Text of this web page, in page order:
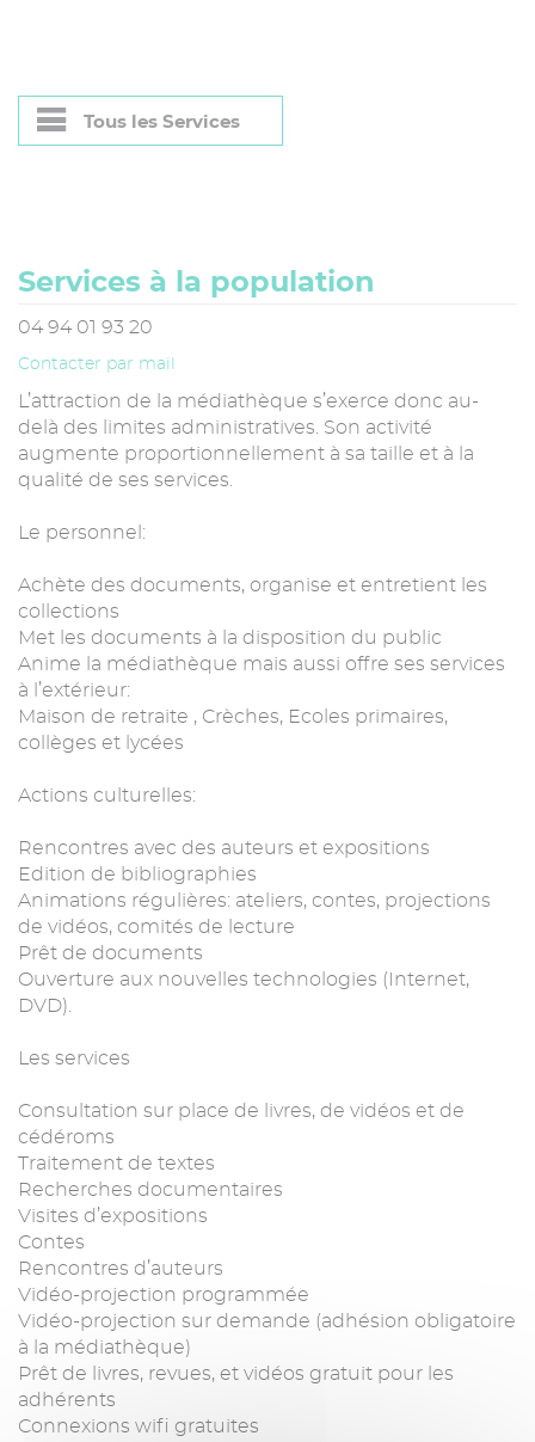
Tous les Services
Services à la population
04 94 01 93 20
Contacter par mail
L’attraction de la médiathèque s’exerce donc au-
delà des limites administratives. Son activité
augmente proportionnellement à sa taille et à la
qualité de ses services.
Le personnel:
Achète des documents, organise et entretient les
collections
Met les documents à la disposition du public
Anime la médiathèque mais aussi offre ses services
à l’extérieur:
Maison de retraite , Crèches, Ecoles primaires,
collèges et lycées
Actions culturelles:
Rencontres avec des auteurs et expositions
Edition de bibliographies
Animations régulières: ateliers, contes, projections
de vidéos, comités de lecture
Prêt de documents
Ouverture aux nouvelles technologies (Internet,
DVD).
Les services
Consultation sur place de livres, de vidéos et de
cédéroms
Traitement de textes
Recherches documentaires
Visites d’expositions
Contes
Rencontres d’auteurs
Vidéo-projection programmée
Vidéo-projection sur demande (adhésion obligatoire
à la médiathèque)
Prêt de livres, revues, et vidéos gratuit pour les
adhérents
Connexions wifi gratuites